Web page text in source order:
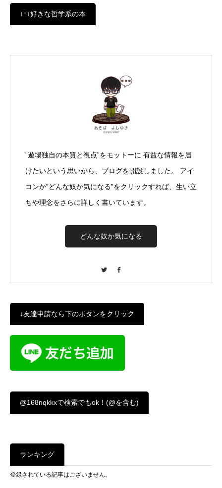
↑↑↑好きな哲学系の本
”遊場独自の本質と視点”をモットーに 有益な情報を届
けたいという思いから、ブログを開設しました。 アイ
コンか”どんな奴か気になる”をクリックすれば、生い立
ちや理念をさらに詳しく書いています。
どんな奴か気になる
↓友達申請なら下のボタンをクリック
@168nqkkxで検索でもok！(@を含む)
ランキング
登録されている記事はございません。